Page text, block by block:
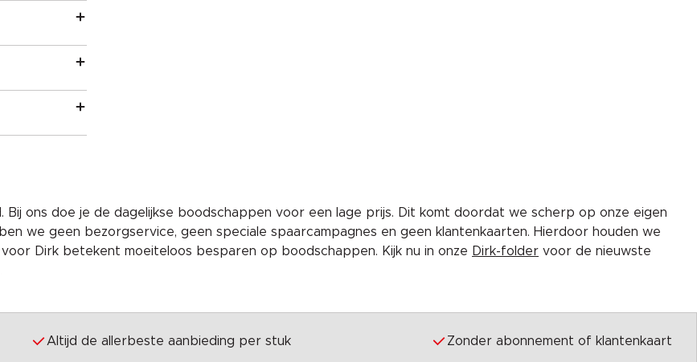
Bij ons doe je de dagelijkse boodschappen voor een lage prijs. Dit komt doordat we scherp op onze eigen
we geen bezorgservice, geen speciale spaarcampagnes en geen klantenkaarten. Hierdoor houden we
Dirk betekent moeiteloos besparen op boodschappen. Kijk nu in onze Dirk-folder voor de nieuwste
Altijd de allerbeste aanbieding per stuk Zonder abonnement of klantenkaart